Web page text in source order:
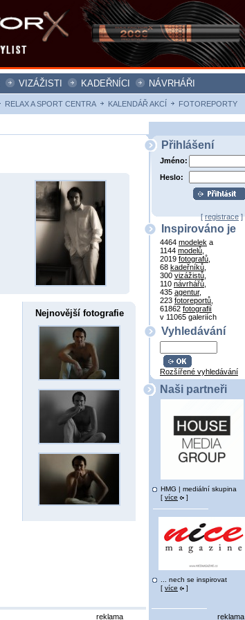
VIZÁŽISTI KADEŘNÍCI
NÁVRHÁŘI
RELAX A SPORT CENTRA KALENDÁŘ AKCÍ FOTOREPORTY
Nejnovější fotografie
Přihlášení
Jméno:
Heslo:
[registrace]
Inspirováno je
4464 modelek a
1144 modelů
2019 fotografů
68 kadeřníků
300 vizážistů
110 návrhářů
435 agentur,
223 fotoreportů
61862 fotografií
v 11065 galeriích
Vyhledávání
Rozšířené vyhledávání
Naši partneři
HMG | mediální skupina
[ více ]
... nech se inspirovat
[ více ]
reklama reklama